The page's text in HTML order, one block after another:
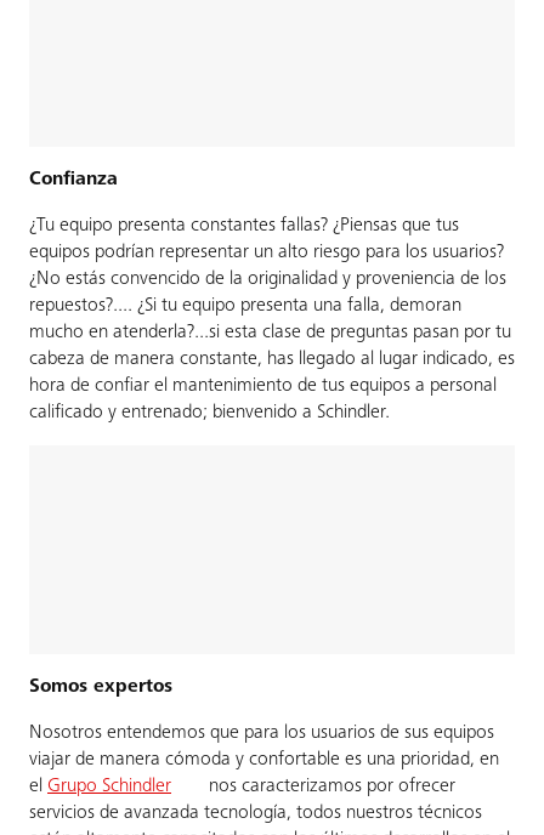
Confianza
¿Tu equipo presenta constantes fallas? ¿Piensas que tus
equipos podrían representar un alto riesgo para los usuarios?
¿No estás convencido de la originalidad y proveniencia de los
repuestos?.... ¿Si tu equipo presenta una falla, demoran
mucho en atenderla?...si esta clase de preguntas pasan por tu
cabeza de manera constante, has llegado al lugar indicado, es
hora de confiar el mantenimiento de tus equipos a personal
calificado y entrenado; bienvenido a Schindler.
Somos expertos
Nosotros entendemos que para los usuarios de sus equipos
viajar de manera cómoda y confortable es una prioridad, en
el Grupo Schindler
nos caracterizamos por ofrecer
servicios de avanzada tecnología, todos nuestros técnicos